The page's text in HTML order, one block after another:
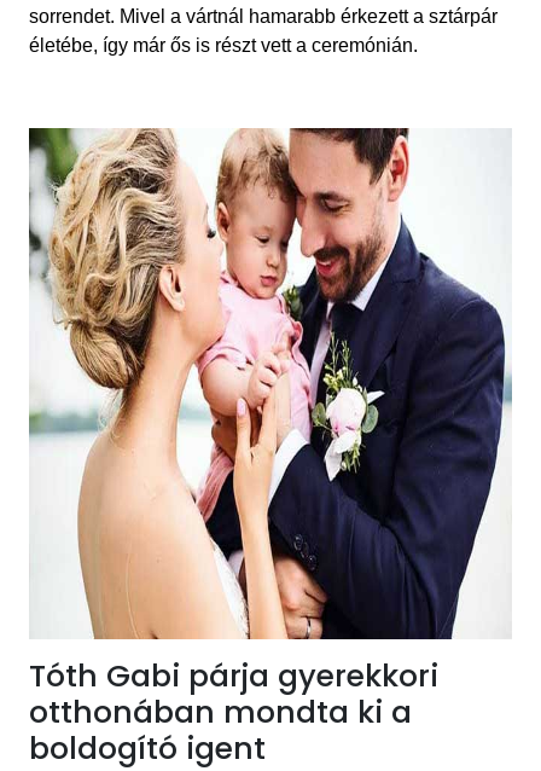
sorrendet. Mivel a vártnál hamarabb érkezett a sztárpár
életébe, így már ős is részt vett a ceremónián.
Tóth Gabi párja gyerekkori
otthonában mondta ki a
boldogító igent